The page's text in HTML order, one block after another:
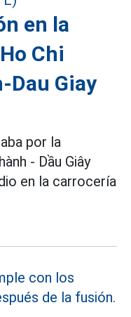
en la
Chi
Dau Giay
por la
- Dầu Giây
en la carrocería